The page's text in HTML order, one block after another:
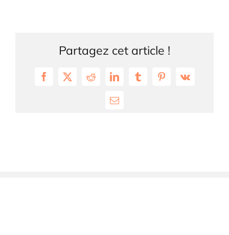
Partagez cet article !
Facebook
X RedditLinkedInTumblrPinterest
Vk
Email